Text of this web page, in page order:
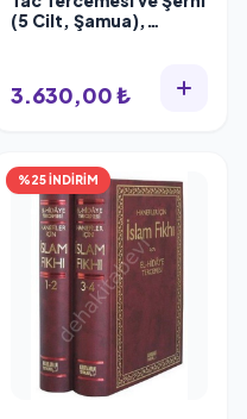
(5 Cilt, Şamua),
3.630,00 ₺
%25 İNDİRİM